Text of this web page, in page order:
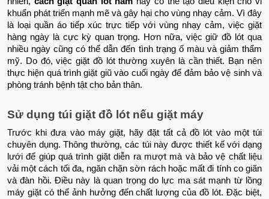
khuẩn phát triển mạnh mẽ và gây hại cho vùng nhạy cảm. Vì đây
là loại quần áo tiếp xúc trực tiếp với vùng nhạy cảm, việc giặt
hàng ngày là cực kỳ quan trọng. Hơn nữa, việc giữ đồ lót qua
nhiều ngày cũng có thể dẫn đến tình trạng ố màu và giảm thẩm
mỹ. Do đó, việc giặt đồ lót thường xuyên là cần thiết. Bạn nên
thực hiện quá trình giặt giũ vào cuối ngày để đảm bảo vệ sinh và
phòng tránh bệnh tật cho bản thân.
Sử dụng túi giặt đồ lót nếu giặt máy
Trước khi đưa vào máy giặt, hãy đặt tất cả đồ lót vào một túi
chuyên dụng. Thông thường, các túi này được thiết kế với dạng
lưới để giúp quá trình giặt diễn ra mượt mà và bảo vệ chất liệu
vải một cách tối đa, ngăn chặn sờn rách hoặc mất đi tính co giãn
và đàn hồi. Điều này là quan trọng do lực ma sát mạnh từ lồng
máy giặt có thể ảnh hưởng đến chất lượng của đồ lót. Đặc biệt,